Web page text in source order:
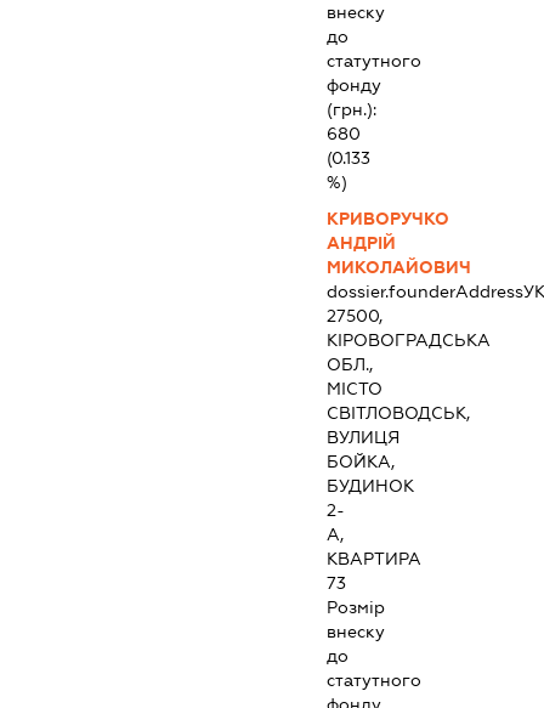
внеску
до
статутного
фонду
(грн.):
680
(0.133
%)
КРИВОРУЧКО
АНДРІЙ
МИКОЛАЙОВИЧ
dossier.founderAddress
27500,
КІРОВОГРАДСЬКА
ОБЛ.,
МІСТО
СВІТЛОВОДСЬК,
ВУЛИЦЯ
БОЙКА,
БУДИНОК
2-
А,
КВАРТИРА
73
Розмір
внеску
до
статутного
фонду